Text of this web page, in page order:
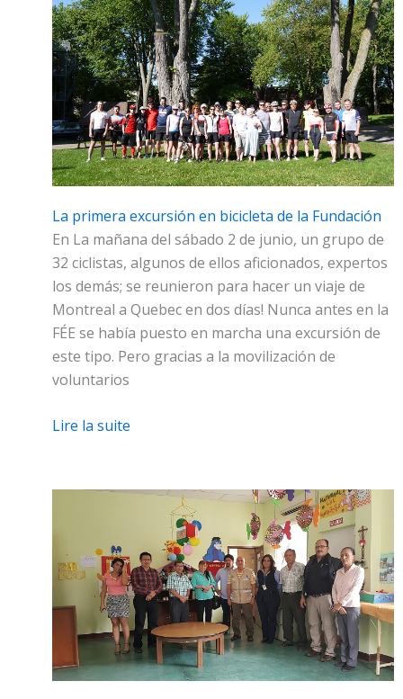
La primera excursión en bicicleta de la Fundación
En La mañana del sábado 2 de junio, un grupo de
32 ciclistas, algunos de ellos aficionados, expertos
los demás; se reunieron para hacer un viaje de
Montreal a Quebec en dos días! Nunca antes en la
FÉE se había puesto en marcha una excursión de
este tipo. Pero gracias a la movilización de
voluntarios
Lire la suite